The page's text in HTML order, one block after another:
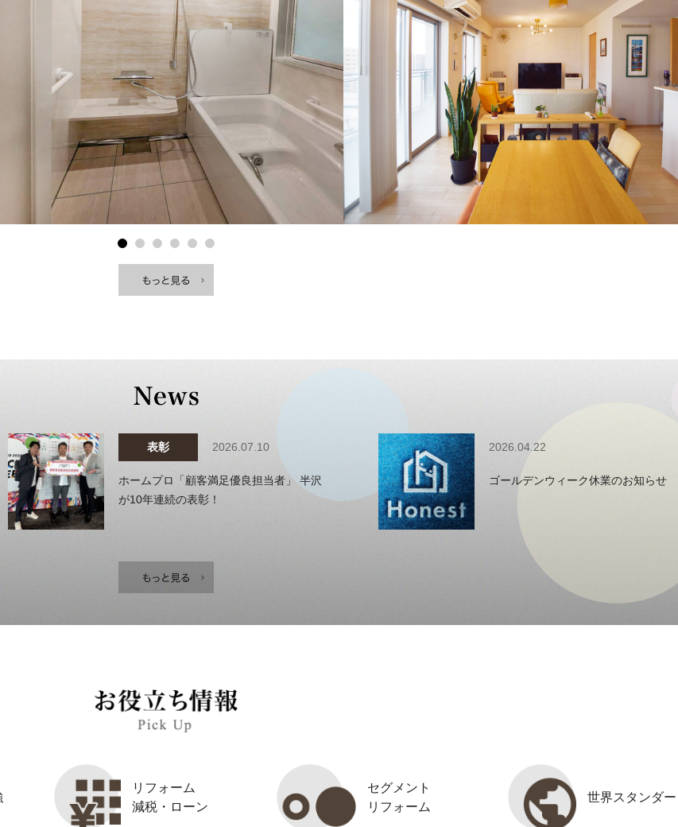
表彰 2026.07.10
ホームプロ「顧客満足優良担当者」 半沢
が10年連続の表彰！
2026.04.22
ゴールデンウィーク休業のお知らせ
リフォーム
減税・ローン
セグメント
リフォーム
世界スタンダ